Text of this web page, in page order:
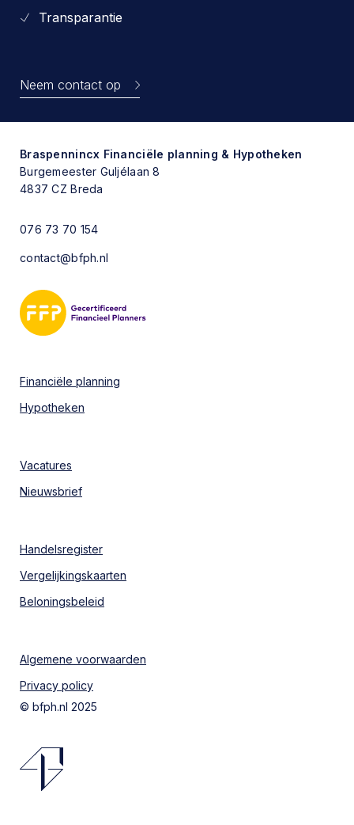
Neem contact op
Transparantie
Braspennincx Financiële planning & Hypotheken
Burgemeester Guljélaan 8
4837 CZ Breda
076 73 70 154
contact@bfph.nl
Financiële planning
Hypotheken
Vacatures
Nieuwsbrief
Handelsregister
Vergelijkingskaarten
Beloningsbeleid
Algemene voorwaarden
Privacy policy
© bfph.nl 2025